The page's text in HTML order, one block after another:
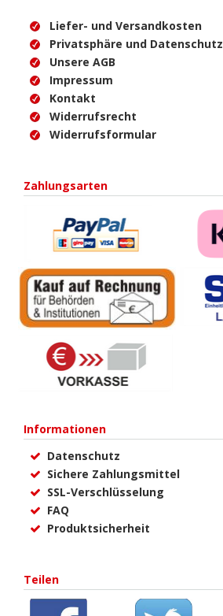
Liefer- und Versandkosten
Privatsphäre und Datenschutz
Unsere AGB
Impressum
Kontakt
Widerrufsrecht
Widerrufsformular
Zahlungsarten
Informationen
Datenschutz
Sichere Zahlungsmittel
SSL-Verschlüsselung
FAQ
Produktsicherheit
Teilen